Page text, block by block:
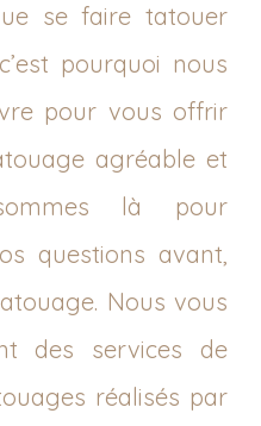
se faire tatouer
pourquoi nous
pour vous offrir
agréable et
là pour
questions avant,
Nous vous
des services de
réalisés par